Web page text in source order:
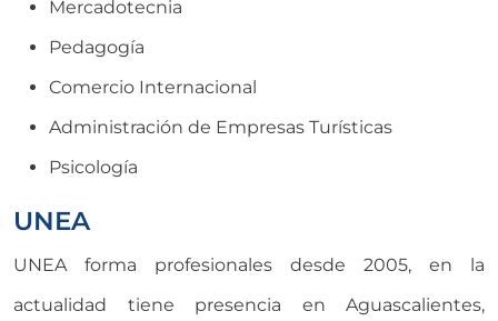
Mercadotecnia
Pedagogía
Comercio Internacional
Administración de Empresas Turísticas
Psicología
UNEA
UNEA forma profesionales desde 2005, en la
actualidad tiene presencia en Aguascalientes,